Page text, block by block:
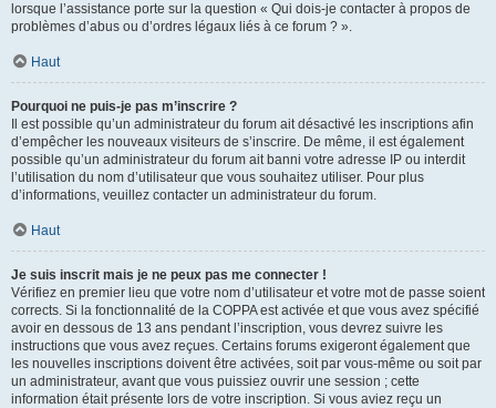
lorsque l’assistance porte sur la question « Qui dois-je contacter à propos de
problèmes d’abus ou d’ordres légaux liés à ce forum ? ».
Haut
Pourquoi ne puis-je pas m’inscrire ?
Il est possible qu’un administrateur du forum ait désactivé les inscriptions afin
d’empêcher les nouveaux visiteurs de s’inscrire. De même, il est également
possible qu’un administrateur du forum ait banni votre adresse IP ou interdit
l’utilisation du nom d’utilisateur que vous souhaitez utiliser. Pour plus
d’informations, veuillez contacter un administrateur du forum.
Haut
Je suis inscrit mais je ne peux pas me connecter !
Vérifiez en premier lieu que votre nom d’utilisateur et votre mot de passe soient
corrects. Si la fonctionnalité de la COPPA est activée et que vous avez spécifié
avoir en dessous de 13 ans pendant l’inscription, vous devrez suivre les
instructions que vous avez reçues. Certains forums exigeront également que
les nouvelles inscriptions doivent être activées, soit par vous-même ou soit par
un administrateur, avant que vous puissiez ouvrir une session ; cette
information était présente lors de votre inscription. Si vous aviez reçu un